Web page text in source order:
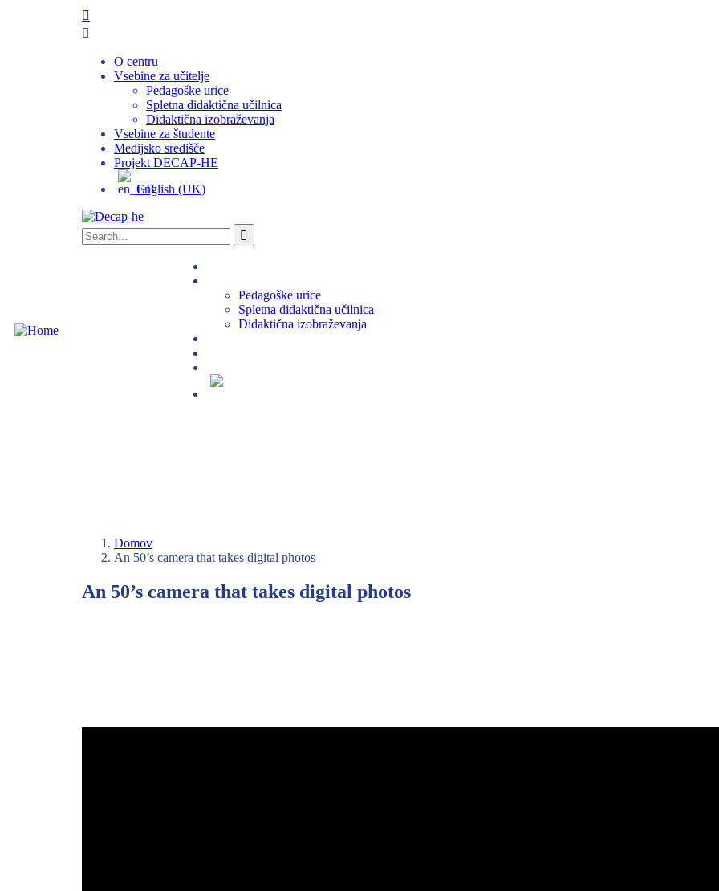
O centru
Vsebine za učitelje
Pedagoške urice
Spletna didaktična učilnica
Didaktična izobraževanja
Vsebine za študente
Medijsko središče
Projekt DECAP-HE
English (UK)
Pedagoške urice
Spletna didaktična učilnica
Didaktična izobraževanja
Domov
An 50’s camera that takes digital photos
An 50’s camera that takes digital photos